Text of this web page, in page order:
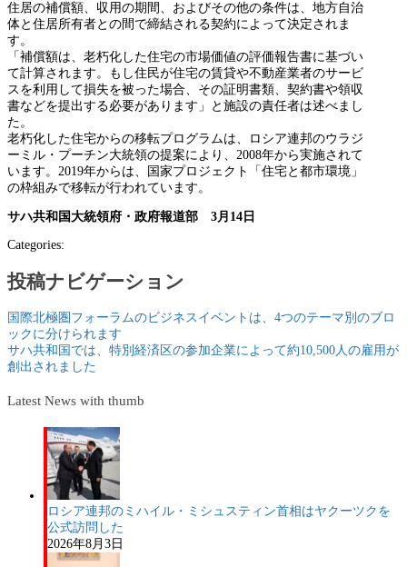
住居の補償額、収用の期間、およびその他の条件は、地方自治
体と住居所有者との間で締結される契約によって決定されま
す。
「補償額は、老朽化した住宅の市場価値の評価報告書に基づい
て計算されます。もし住民が住宅の賃貸や不動産業者のサービ
スを利用して損失を被った場合、その証明書類、契約書や領収
書などを提出する必要があります」と施設の責任者は述べまし
た。
老朽化した住宅からの移転プログラムは、ロシア連邦のウラジ
ーミル・プーチン大統領の提案により、2008年から実施されて
います。2019年からは、国家プロジェクト「住宅と都市環境」
の枠組みで移転が行われています。
サハ共和国大統領府・政府報道部 3月14日
Categories:
投稿ナビゲーション
国際北極圏フォーラムのビジネスイベントは、4つのテーマ別のブロ
ックに分けられます
サハ共和国では、特別経済区の参加企業によって約10,500人の雇用が
創出されました
Latest News with thumb
ロシア連邦のミハイル・ミシュスティン首相はヤクーツクを
公式訪問した
2026年8月3日